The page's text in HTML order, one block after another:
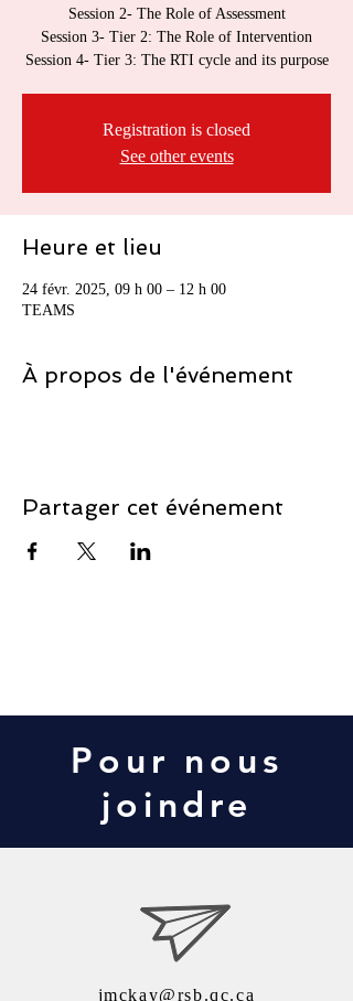
Session 2- The Role of Assessment
Session 3- Tier 2: The Role of Intervention
Session 4- Tier 3: The RTI cycle and its purpose
Registration is closed
See other events
Heure et lieu
24 févr. 2025, 09 h 00 – 12 h 00
TEAMS
À propos de l'événement
Partager cet événement
Pour nous
joindre
jmckay@rsb.qc.ca